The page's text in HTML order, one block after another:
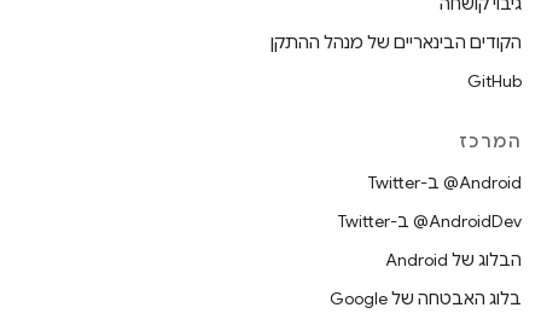
הקודים הבינאריים של מנהל ההתקן
GitHub
המרכז
‎@Android ב-Twitter
‎@AndroidDev ב-Twitter
הבלוג של Android
בלוג האבטחה של Google